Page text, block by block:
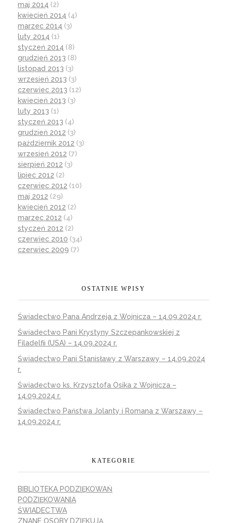
maj 2014 (2)
kwiecień 2014 (4)
marzec 2014 (3)
luty 2014 (1)
styczeń 2014 (8)
grudzień 2013 (8)
listopad 2013 (3)
wrzesień 2013 (3)
czerwiec 2013 (12)
kwiecień 2013 (3)
luty 2013 (1)
styczeń 2013 (4)
grudzień 2012 (3)
październik 2012 (3)
wrzesień 2012 (7)
sierpień 2012 (3)
lipiec 2012 (2)
czerwiec 2012 (10)
maj 2012 (29)
kwiecień 2012 (2)
marzec 2012 (4)
styczeń 2012 (2)
czerwiec 2010 (34)
czerwiec 2009 (7)
OSTATNIE WPISY
Świadectwo Pana Andrzeja z Wojnicza – 14.09.2024 r.
Świadectwo Pani Krystyny Szczepankowskiej z
Filadelfii (USA) – 14.09.2024 r.
Świadectwo Pani Stanisławy z Warszawy – 14.09.2024
r.
Świadectwo ks. Krzysztofa Osika z Wojnicza –
14.09.2024 r.
Świadectwo Państwa Jolanty i Romana z Warszawy –
14.09.2024 r.
KATEGORIE
BIBLIOTEKA PODZIĘKOWAŃ
PODZIĘKOWANIA
ŚWIADECTWA
ZNANE OSOBY DZIĘKUJĄ